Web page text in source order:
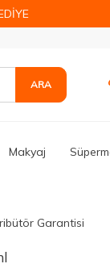
ARA
Makyaj
Garantisi